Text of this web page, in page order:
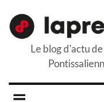
Le blog d'actu